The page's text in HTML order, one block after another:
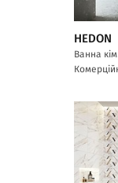
HEDON
Ванна